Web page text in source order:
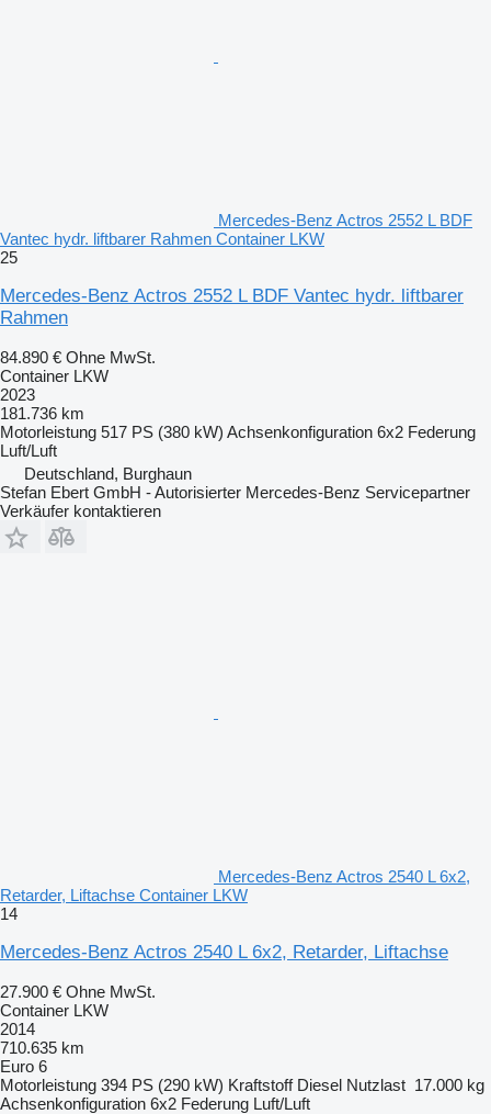
Mercedes-Benz Actros 2552 L BDF
Vantec hydr. liftbarer Rahmen Container LKW
25
Mercedes-Benz Actros 2552 L BDF Vantec hydr. liftbarer
Rahmen
84.890 € Ohne MwSt.
Container LKW
2023
181.736 km
Motorleistung 517 PS (380 kW) Achsenkonfiguration 6x2 Federung
Luft/Luft
Deutschland, Burghaun
Stefan Ebert GmbH - Autorisierter Mercedes-Benz Servicepartner
Verkäufer kontaktieren
Mercedes-Benz Actros 2540 L 6x2,
Retarder, Liftachse Container LKW
14
Mercedes-Benz Actros 2540 L 6x2, Retarder, Liftachse
27.900 € Ohne MwSt.
Container LKW
2014
710.635 km
Euro 6
Motorleistung 394 PS (290 kW) Kraftstoff Diesel Nutzlast 17.000 kg
Achsenkonfiguration 6x2 Federung Luft/Luft